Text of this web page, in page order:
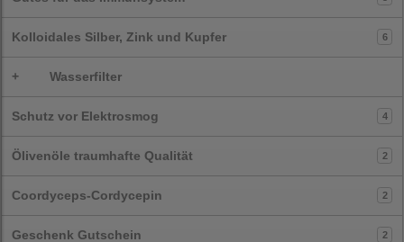
Kolloidales Silber, Zink und Kupfer 6
+ Wasserfilter
Schutz vor Elektrosmog 4
Ölivenöle traumhafte Qualität 2
Coordyceps-Cordycepin 2
Geschenk Gutschein 2